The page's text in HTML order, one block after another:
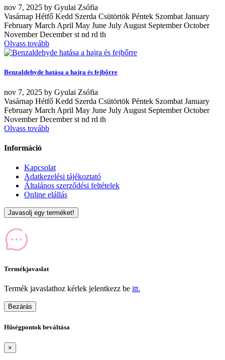
nov 7, 2025 by Gyulai Zsófia
Vasárnap Hétfő Kedd Szerda Csütörtök Péntek Szombat January
February March April May June July August September October
November December st nd rd th
Olvass tovább
Benzaldehyde hatása a hajra és fejbőrre
nov 7, 2025 by Gyulai Zsófia
Vasárnap Hétfő Kedd Szerda Csütörtök Péntek Szombat January
February March April May June July August September October
November December st nd rd th
Olvass tovább
Információ
Kapcsolat
Adatkezelési tájékoztató
Általános szerződési feltételek
Online elállás
Javasolj egy terméket!
Termékjavaslat
Termék javaslathoz kérlek jelentkezz be itt.
Bezárás
Hűségpontok beváltása
×